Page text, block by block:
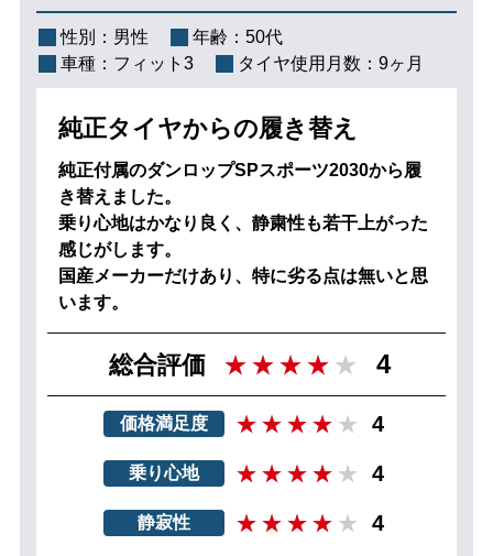
性別： 男性 年齢： 50代
車種： フィット3 タイヤ使用月数： 9ヶ月
純正タイヤからの履き替え
純正付属のダンロップSPスポーツ2030から履
き替えました。
乗り心地はかなり良く、静粛性も若干上がった
感じがします。
国産メーカーだけあり、特に劣る点は無いと思
います。
総合評価 4
価格満足度 4
乗り心地 4
静寂性 4